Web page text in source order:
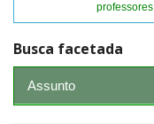
professores
Busca facetada
Assunto